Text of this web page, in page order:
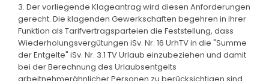
3. Der vorliegende Klageantrag wird diesen Anforderungen
gerecht. Die klagenden Gewerkschaften begehren in ihrer
Funktion als Tarifvertragsparteien die Feststellung, dass
Wiederholungsvergütungen iSv. Nr. 16 UrhTV in die "Summe
der Entgelte" iSv. Nr. 3.1 TV Urlaub einzubeziehen und damit
bei der Berechnung des Urlaubsentgelts